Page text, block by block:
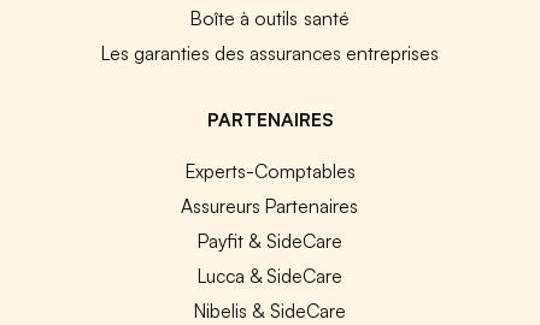
Boîte à outils santé
Les garanties des assurances entreprises
PARTENAIRES
Experts-Comptables
Assureurs Partenaires
Payfit & SideCare
Lucca & SideCare
Nibelis & SideCare